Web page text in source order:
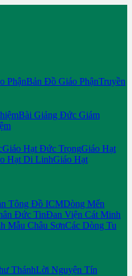
PhậnBản Đồ Giáo PhậnTruyền
Bài Giảng Đức Giám
Giáo Hạt Đức TrọngGiáo Hạt
Hạt Di LinhGiáo Hạt
Tông Đồ ICMDòng Mến
Đức TinĐan Viện Cát Minh
Mẫu Châu SơnCác Dòng Tu
ThánhLời Nguyện Tín